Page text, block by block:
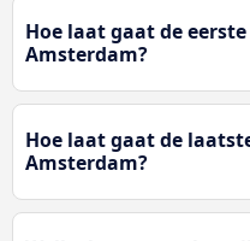
Hoe laat gaat de
Amsterdam?
Hoe laat gaat de
Amsterdam?